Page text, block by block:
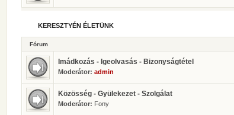
KERESZTYÉN ÉLETÜNK
Fórum
Imádkozás - Igeolvasás - Bizonyságtétel
Moderátor: admin
Közösség - Gyülekezet - Szolgálat
Moderátor: Fony